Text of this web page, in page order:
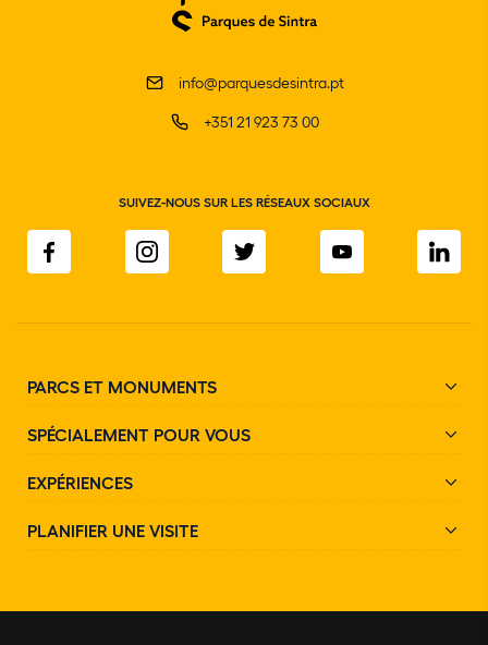
info@parquesdesintra.pt
+351 21 923 73 00
SUIVEZ-NOUS SUR LES RÉSEAUX SOCIAUX
PARCS ET MONUMENTS
SPÉCIALEMENT POUR VOUS
EXPÉRIENCES
PLANIFIER UNE VISITE